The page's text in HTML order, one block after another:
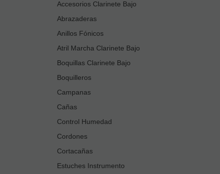
Accesorios Clarinete Bajo
Abrazaderas
Anillos Fónicos
Atril Marcha Clarinete Bajo
Boquillas Clarinete Bajo
Boquilleros
Campanas
Cañas
Control Humedad
Cordones
Cortacañas
Estuches Instrumento